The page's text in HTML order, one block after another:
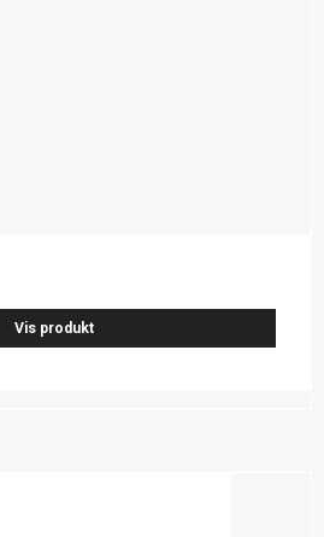
Vis produkt